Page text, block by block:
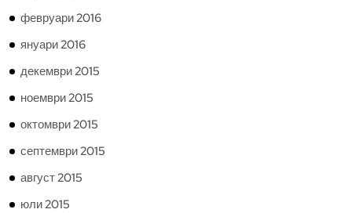
февруари 2016
януари 2016
декември 2015
ноември 2015
октомври 2015
септември 2015
август 2015
юли 2015